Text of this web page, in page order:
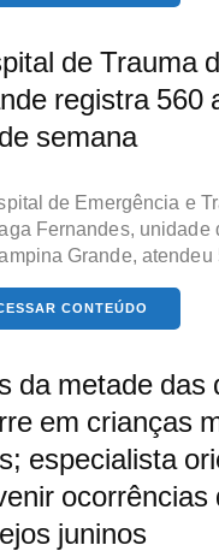
de Trauma
registra 560
semana
de Emergência e
Fernandes, unidade
Grande,
CONTEÚDO
da metade das
em crianças
especialista
ocorrências
juninos